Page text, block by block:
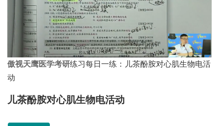
傲视天鹰医学考研练习每日一练：儿茶酚胺对心肌生物电活
动
Quiz:
儿茶酚胺对心肌生物电活动